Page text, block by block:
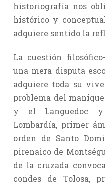
historiografía nos
histórico y
adquiere sentido la
La cuestión
una mera disputa
adquiere toda su
problema del
y el Languedoc
Lombardía, primer
orden de Santo
pirenaico de
de la cruzada
condes de Tolosa,